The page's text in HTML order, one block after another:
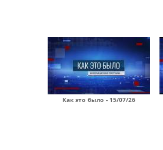
Как это было - 15/07/26